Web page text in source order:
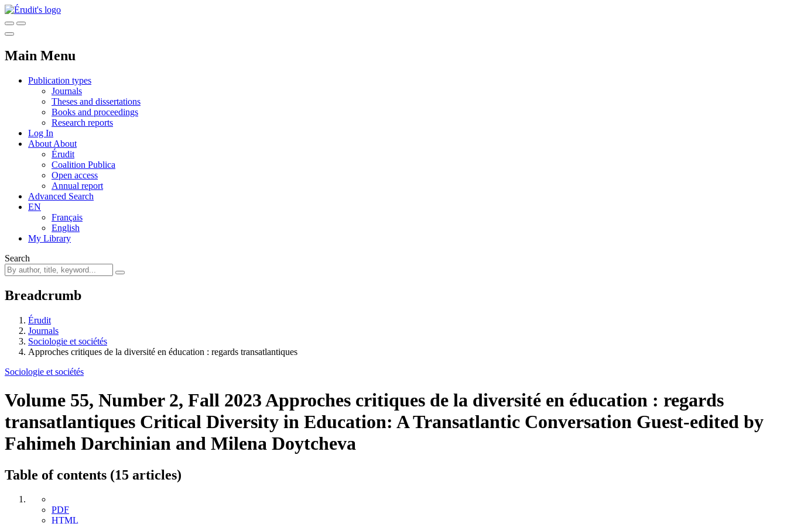
Main Menu
Publication types
Journals
Theses and dissertations
Books and proceedings
Research reports
Log In
About About
Érudit
Coalition Publica
Open access
Annual report
Advanced Search
EN
Français
English
My Library
Search
Breadcrumb
Érudit
Journals
Sociologie et sociétés
Approches critiques de la diversité en éducation : regards transatlantiques
Sociologie et sociétés
Volume 55, Number 2, Fall 2023Approches critiques de la diversité en éducation : regards
transatlantiques Critical Diversity in Education: A Transatlantic Conversation Guest-edited by
Fahimeh Darchinian and Milena Doytcheva
Table of contents (15 articles)
PDF
HTML